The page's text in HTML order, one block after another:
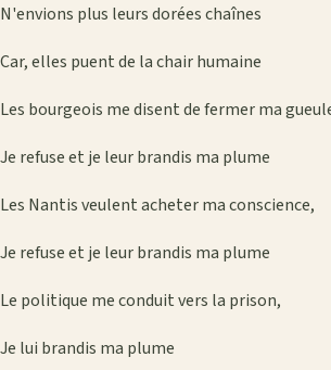
N'envions plus leurs dorées chaînes
Car, elles puent de la chair humaine
Les bourgeois me disent de fermer ma
Je refuse et je leur brandis ma plume
Les Nantis veulent acheter ma conscience,
Je refuse et je leur brandis ma plume
Le politique me conduit vers la prison,
Je lui brandis ma plume